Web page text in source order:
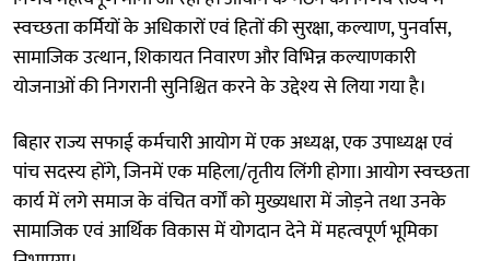
स्वच्छता कर्मियों के अधिकारों एवं हितों की सुरक्षा, कल्याण, पुनर्वास,
सामाजिक उत्थान, शिकायत निवारण और विभिन्न कल्याणकारी
योजनाओं की निगरानी सुनिश्चित करने के उद्देश्य से लिया गया है।
बिहार राज्य सफाई कर्मचारी आयोग में एक अध्यक्ष, एक उपाध्यक्ष एवं
पांच सदस्य होंगे, जिनमें एक महिला/तृतीय लिंगी होगा। आयोग स्वच्छता
कार्य में लगे समाज के वंचित वर्गों को मुख्यधारा में जोड़ने तथा उनके
सामाजिक एवं आर्थिक विकास में योगदान देने में महत्वपूर्ण भूमिका